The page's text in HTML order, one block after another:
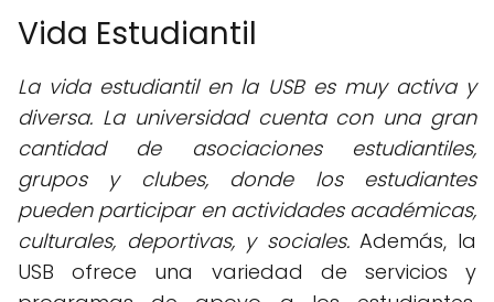
Vida Estudiantil
La vida estudiantil en la USB es muy activa y
diversa. La universidad cuenta con una gran
cantidad de asociaciones estudiantiles,
grupos y clubes, donde los estudiantes
pueden participar en actividades académicas,
culturales, deportivas, y sociales.Además, la
USB ofrece una variedad de servicios y